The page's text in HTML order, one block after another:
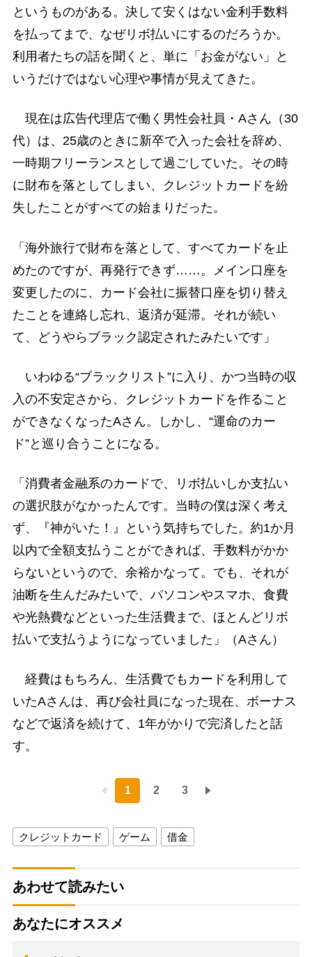
というものがある。決して安くはない金利手数料
を払ってまで、なぜリボ払いにするのだろうか。
利用者たちの話を聞くと、単に「お金がない」と
いうだけではない心理や事情が見えてきた。
現在は広告代理店で働く男性会社員・Aさん（30
代）は、25歳のときに新卒で入った会社を辞め、
一時期フリーランスとして過ごしていた。その時
に財布を落としてしまい、クレジットカードを紛
失したことがすべての始まりだった。
「海外旅行で財布を落として、すべてカードを止
めたのですが、再発行できず……。メイン口座を
変更したのに、カード会社に振替口座を切り替え
たことを連絡し忘れ、返済が延滞。それが続い
て、どうやらブラック認定されたみたいです」
いわゆる“ブラックリスト”に入り、かつ当時の収
入の不安定さから、クレジットカードを作ること
ができなくなったAさん。しかし、“運命のカー
ド”と巡り合うことになる。
「消費者金融系のカードで、リボ払いしか支払い
の選択肢がなかったんです。当時の僕は深く考え
ず、『神がいた！』という気持ちでした。約1か月
以内で全額支払うことができれば、手数料がかか
らないというので、余裕かなって。でも、それが
油断を生んだみたいで、パソコンやスマホ、食費
や光熱費などといった生活費まで、ほとんどリボ
払いで支払うようになっていました」（Aさん）
経費はもちろん、生活費でもカードを利用して
いたAさんは、再び会社員になった現在、ボーナス
などで返済を続けて、1年がかりで完済したと話
す。
1 2 3
クレジットカード ゲーム 借金
あわせて読みたい
あなたにオススメ